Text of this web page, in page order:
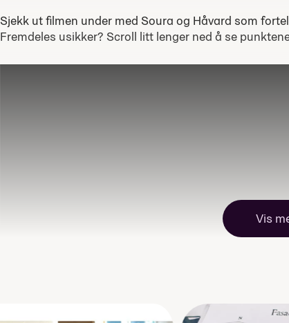
Sjekk ut filmen under med Soura og Håvard som
Fremdeles usikker? Scroll litt lenger ned å se
Vis